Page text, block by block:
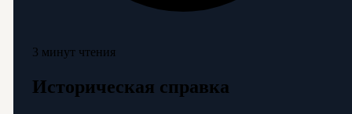
3 минут чтения
Историческая справка